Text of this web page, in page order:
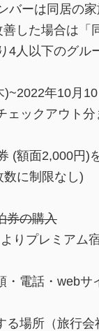
バーは同居の家
した場合は「
4人以下のグル
)~2022年10月
ェックアウト分
(額面2,000円)
数に制限なし)
券の購入
りプレミアム
・電話・webサ
る場所（旅行会